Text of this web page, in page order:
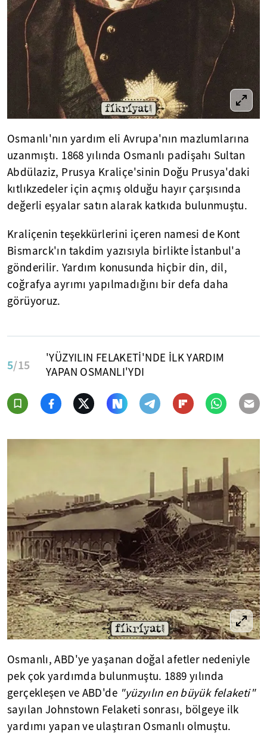
Osmanlı'nın yardım eli Avrupa'nın mazlumlarına
uzanmıştı. 1868 yılında Osmanlı padişahı Sultan
Abdülaziz, Prusya Kraliçe'sinin Doğu Prusya'daki
kıtlıkzedeler için açmış olduğu hayır çarşısında
değerli eşyalar satın alarak katkıda bulunmuştu.
Kraliçenin teşekkürlerini içeren namesi de Kont
Bismarck'ın takdim yazısıyla birlikte İstanbul'a
gönderilir. Yardım konusunda hiçbir din, dil,
coğrafya ayrımı yapılmadığını bir defa daha
görüyoruz.
5/15
'YÜZYILIN FELAKETİ'NDE İLK YARDIM
YAPAN OSMANLI'YDI
Osmanlı, ABD'ye yaşanan doğal afetler nedeniyle
pek çok yardımda bulunmuştu. 1889 yılında
gerçekleşen ve ABD'de "yüzyılın en büyük felaketi"
sayılan Johnstown Felaketi sonrası, bölgeye ilk
yardımı yapan ve ulaştıran Osmanlı olmuştu.